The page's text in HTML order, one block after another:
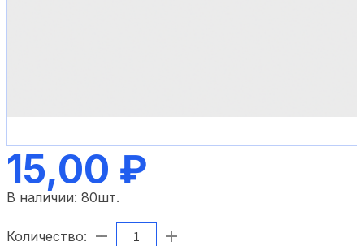
15,00 ₽
В наличии: 80шт.
Количество: